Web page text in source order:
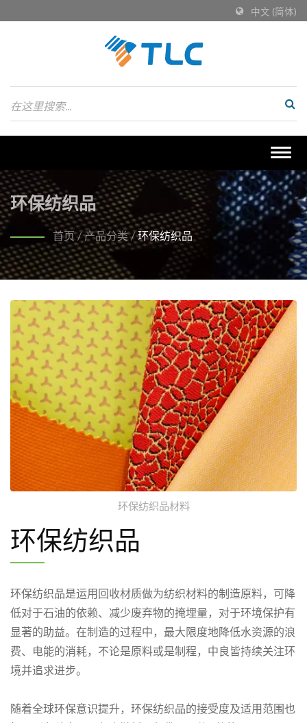
中文 (简体)
环保纺织品
首页 / 产品分类 / 环保纺织品
环保纺织品材料
环保纺织品
环保纺织品是运用回收材质做为纺织材料的制造原料，可降
低对于石油的依赖、减少废弃物的掩埋量，对于环境保护有
显著的助益。在制造的过程中，最大限度地降低水资源的浪
费、电能的消耗，不论是原料或是制程，中良皆持续关注环
境并追求进步。
随着全球环保意识提升，环保纺织品的接受度及适用范围也